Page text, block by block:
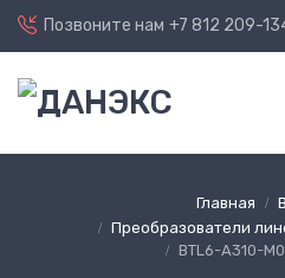
Позвоните нам +7 812 209-
Главная
Преобразователи
BTL6-A310-